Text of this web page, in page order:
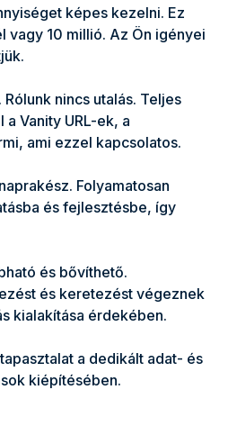
képes kezelni. Ez
vagy 10 millió. Az Ön igényei
nincs utalás. Teljes
Vanity URL-ek, a
ami ezzel kapcsolatos.
Folyamatosan
és fejlesztésbe, így
és bővíthető.
és keretezést végeznek
kialakítása érdekében.
a dedikált adat- és
kiépítésében.